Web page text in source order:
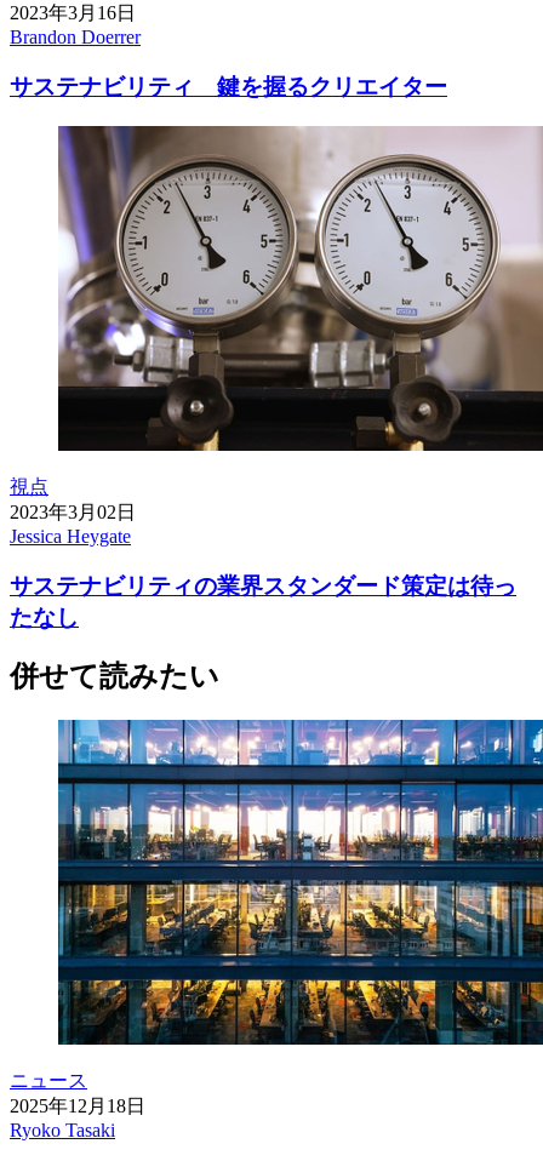
2023年3月16日
Brandon Doerrer
サステナビリティ 鍵を握るクリエイター
視点
2023年3月02日
Jessica Heygate
サステナビリティの業界スタンダード策定は待っ
たなし
併せて読みたい
ニュース
2025年12月18日
Ryoko Tasaki